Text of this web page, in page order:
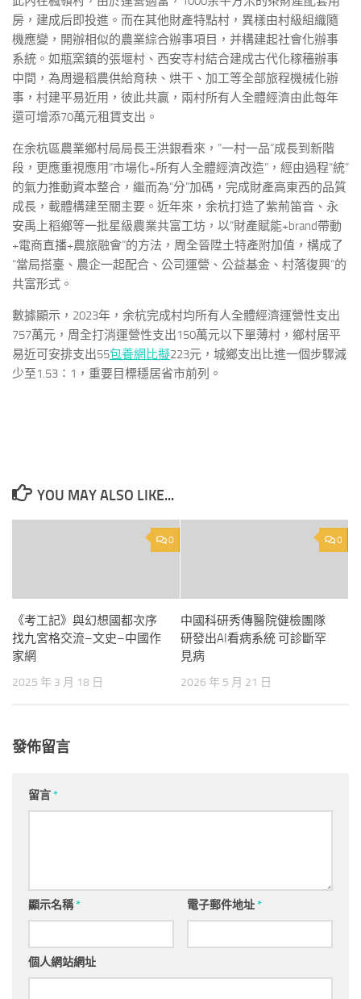
房，建成后即投進。而在其他財產特點村，異樣由村級組織隨
機應變，開辦相似的農業綜合辦事項目，并構建起社會化辦事
系統。如瓶窯鎮的張堰村、西安寺村結合建成古代化稼穡辦事
中間，為周邊稻農供給育秧、烘干、加工等全部旅程機械化辦
事，村建平易近用，彼此共贏，兩村所有人全體經濟由此每年
還可增添70萬元租賃支出。
在余杭區農業鄉村局局長王洪銀看來，“一村一品”成長到新階
段，更應重視應用“市場化+所有人全體經濟改造”，經由過程“統”
的氣力推動資本整合，繼而為“分”加碼，完成財產高東西的品質
成長，載體構建至關主要。近年來，余杭打造了紫荊笛音、永
安禹上稻鄉等一批星級農業共富工坊，以“財產賦能+brand帶動
+電商直播+農旅融會”的方法，周全晉陞土特產附加值，構成了
“當局搭臺、農企一起配合、公司運營、公益基金、村落復興”的
共富形式。
數據顯示，2023年，余杭完成村均所有人全體經濟運營性支出
757萬元，周全打消運營性支出150萬元以下單薄村，鄉村居平
易近可安排支出55包養網比擬223元，城鄉支出比進一個步驟減
少至1.53∶1，重要目標穩居省市前列。
YOU MAY ALSO LIKE...
0
《考工記》與幻想國都次序
找九宮格交流–文史–中國作
家網
2025 年 3 月 18 日
0
中國科研秀傳醫院健檢團隊
研發出AI看病系統 可診斷罕
見病
2026 年 5 月 21 日
發佈留言
留言*
顯示名稱* 電子郵件地址*
個人網站網址